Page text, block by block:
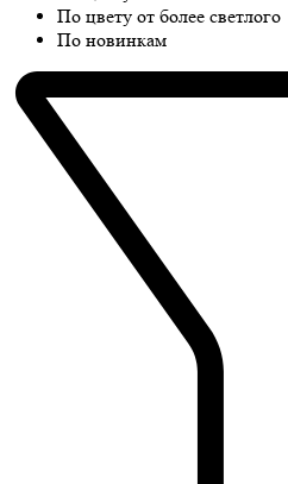
По цвету от более светлого
По новинкам